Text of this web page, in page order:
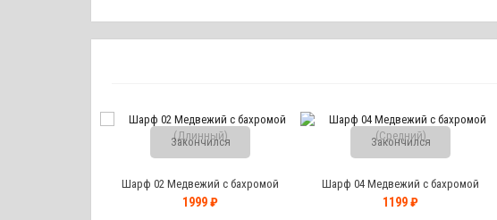
Закончился
Шарф 02 Медвежий с бахромой
(Длинный)
1999 ₽
Закончился
Шарф 04 Медвежий с бахромой
(Средний)
1199 ₽